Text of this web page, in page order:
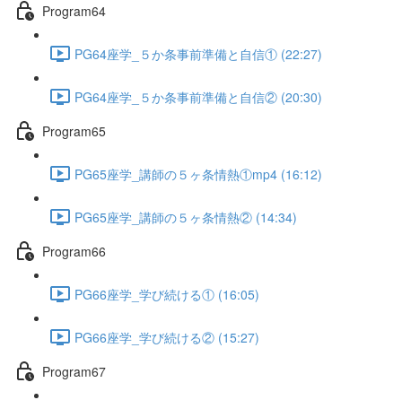
Program64
PG64座学_５か条事前準備と自信① (22:27)
PG64座学_５か条事前準備と自信② (20:30)
Program65
PG65座学_講師の５ヶ条情熱①mp4 (16:12)
PG65座学_講師の５ヶ条情熱② (14:34)
Program66
PG66座学_学び続ける① (16:05)
PG66座学_学び続ける② (15:27)
Program67